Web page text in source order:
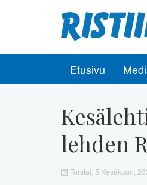
Etusivu
lehden
Torstai, 5 Kesäkuun,